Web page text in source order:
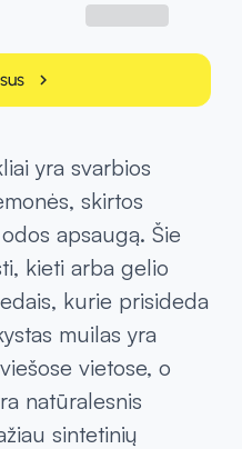
chevron_right
yra svarbios
skirtos
apsaugą. Šie
kieti arba gelio
kurie prisideda
muilas yra
vietose, o
natūralesnis
sintetinių